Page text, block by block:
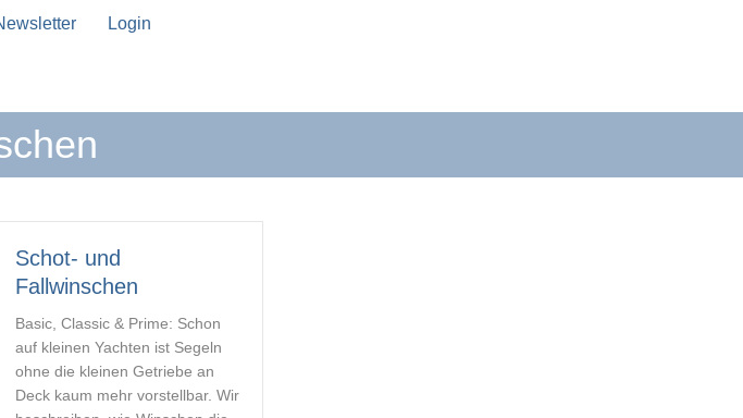
Login
sind, benutze die Pfeile nach oben und unten, um sie zu überprüfen, und die
Schot- und
Fallwinschen
Basic, Classic & Prime: Schon
auf kleinen Yachten ist Segeln
ohne die kleinen Getriebe an
Deck kaum mehr vorstellbar. Wir